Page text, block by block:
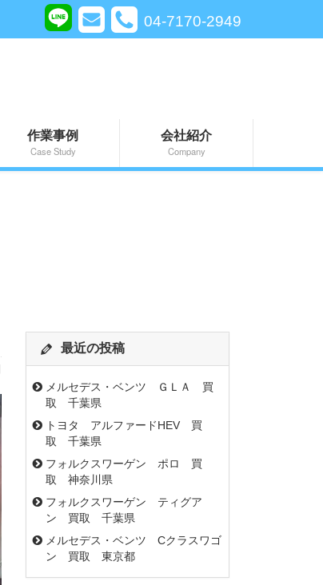
04-7170-2949
作業事例
Case Study
会社紹介
Company
最近の投稿
メルセデス・ベンツ ＧＬＡ 買
取 千葉県
トヨタ アルファードHEV 買
取 千葉県
フォルクスワーゲン ポロ 買
取 神奈川県
フォルクスワーゲン ティグア
ン 買取 千葉県
メルセデス・ベンツ Cクラスワゴ
ン 買取 東京都